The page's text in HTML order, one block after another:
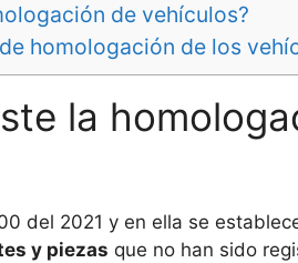
de vehículos?
homologación de los
la
del 2021 y en ella se
y piezas que no han sido